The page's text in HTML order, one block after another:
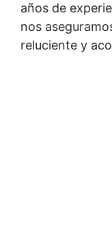
años de
nos
reluciente y